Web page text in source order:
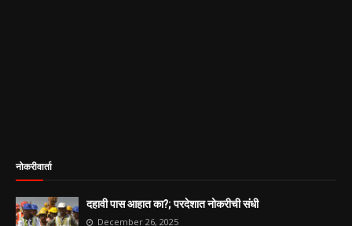
नोकरीवार्ता
दहावी पास आहात का?; परदेशात नोकरीची संधी
December 26, 2025